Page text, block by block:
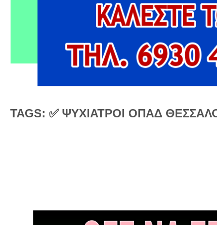
TAGS: ✅ ΨΥΧΙΑΤΡΟΙ ΟΠΑΔ